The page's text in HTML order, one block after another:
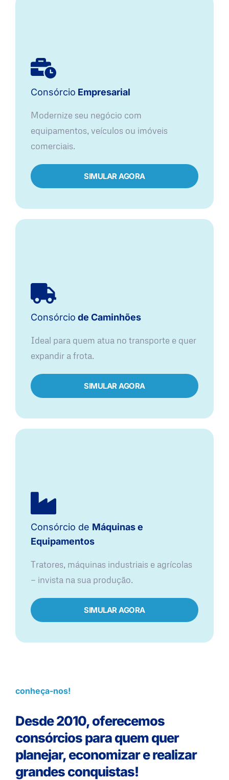
Consórcio Empresarial
Modernize seu negócio com
equipamentos, veículos ou imóveis
comerciais.
SIMULAR AGORA
Consórcio de Caminhões
Ideal para quem atua no transporte e quer
expandir a frota.
SIMULAR AGORA
Consórcio de Máquinas e
Equipamentos
Tratores, máquinas industriais e agrícolas
— invista na sua produção.
SIMULAR AGORA
conheça-nos!
Desde 2010, oferecemos
consórcios para quem quer
planejar, economizar e realizar
grandes conquistas!